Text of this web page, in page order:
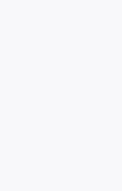
ou diplômes);